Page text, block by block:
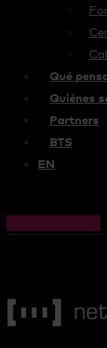
Qué
Quiénes
Partners
BTS
EN